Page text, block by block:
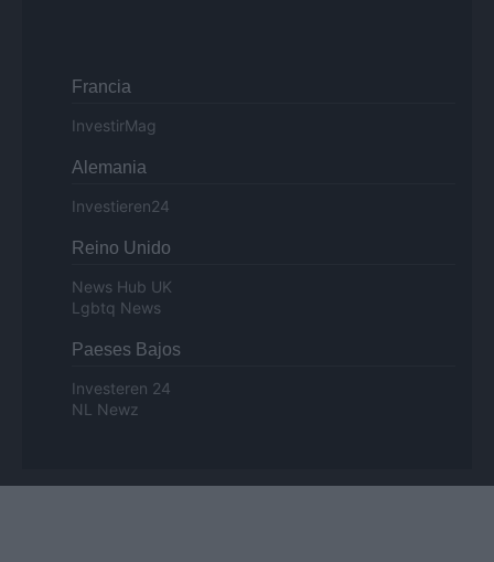
Francia
InvestirMag
Alemania
Investieren24
Reino Unido
News Hub UK
Lgbtq News
Paeses Bajos
Investeren 24
NL Newz